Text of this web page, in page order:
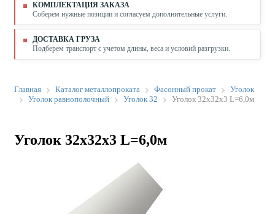
КОМПЛЕКТАЦИЯ ЗАКАЗА
Соберем нужные позиции и согласуем дополнительные услуги.
ДОСТАВКА ГРУЗА
Подберем транспорт с учетом длины, веса и условий разгрузки.
Главная Каталог металлопроката Фасонный прокат
Уголок
Уголок равнополочный
Уголок 32 Уголок 32х32х3 L=6,0м
Уголок 32х32х3 L=6,0м